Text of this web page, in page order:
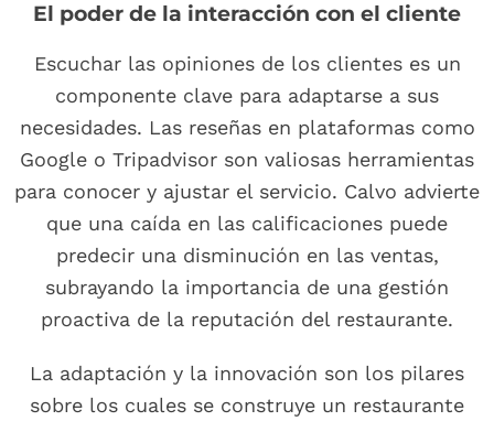
El poder de la interacción con el cliente
Escuchar las opiniones de los clientes es un
componente clave para adaptarse a sus
necesidades. Las reseñas en plataformas como
Google o Tripadvisor son valiosas herramientas
para conocer y ajustar el servicio. Calvo advierte
que una caída en las calificaciones puede
predecir una disminución en las ventas,
subrayando la importancia de una gestión
proactiva de la reputación del restaurante.
La adaptación y la innovación son los pilares
sobre los cuales se construye un restaurante